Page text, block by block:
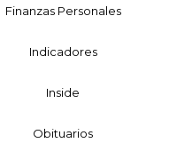
Finanzas Personales
Indicadores
Inside
Obituarios